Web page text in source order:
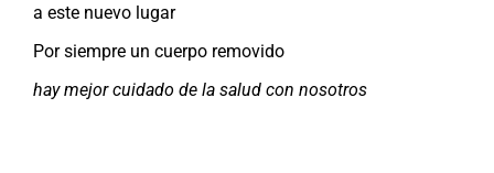
a este nuevo lugar
Por siempre un cuerpo removido
hay mejor cuidado de la salud con nosotros